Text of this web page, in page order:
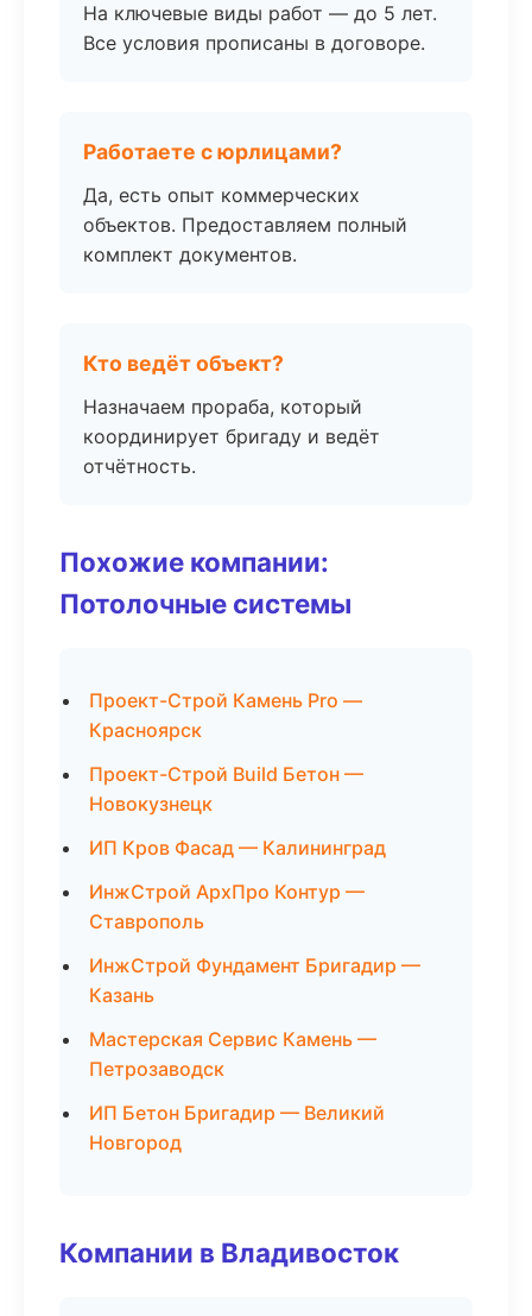
На ключевые виды работ — до 5 лет.
Все условия прописаны в договоре.
Работаете с юрлицами?
Да, есть опыт коммерческих
объектов. Предоставляем полный
комплект документов.
Кто ведёт объект?
Назначаем прораба, который
координирует бригаду и ведёт
отчётность.
Похожие компании:
Потолочные системы
Проект-Строй Камень Pro —
Красноярск
Проект-Строй Build Бетон —
Новокузнецк
ИП Кров Фасад — Калининград
ИнжСтрой АрхПро Контур —
Ставрополь
ИнжСтрой Фундамент Бригадир —
Казань
Мастерская Сервис Камень —
Петрозаводск
ИП Бетон Бригадир — Великий
Новгород
Компании в Владивосток